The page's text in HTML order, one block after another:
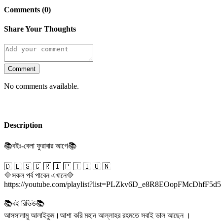
Comments (0)
Share Your Thoughts
Comment
No comments available.
Description
📚বইঃ-বেলা ফুরাবার আগে📚
🇩 🇪 🇸 🇨 🇷 🇮 🇵 🇹 🇮 🇴 🇳
🔷সকল পর্ব পাবেন এখানে🔷
https://youtube.com/
📚বই রিভিউ📚
আসসালামু আলাইকুম।আশা করি মহান আল্লাহর রহমতে সবাই ভাল আছেন ।